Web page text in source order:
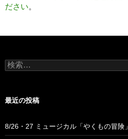
ださい。
検
索:
最近の投稿
8/26・27 ミュージカル「やくもの冒険」